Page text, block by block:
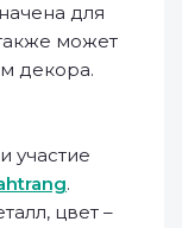
для
может
декора.
участие
.
цвет –